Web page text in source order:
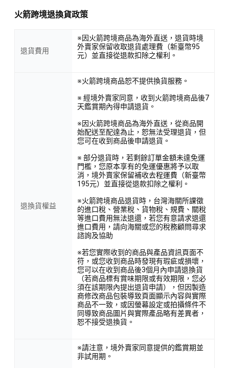
火箭跨境退換貨政策
退貨費用
※因火箭跨境商品為海外直送，退貨時境
外賣家保留收取退貨處理費（新臺幣95
元）並直接從退款扣除之權利。
退換貨權益
※火箭跨境商品恕不提供換貨服務。
※ 經境外賣家同意，收到火箭跨境商品後7
天鑑賞期內得申請退貨。
※因火箭跨境商品為海外直送，從商品開
始配送至配達為止，恕無法受理退貨，但
您可在收到商品後申請退貨。
※ 部分退貨時，若剩餘訂單金額未達免運
門檻，您原本享有的免運優惠將予以取
消，境外賣家保留補收去程運費（新臺幣
195元）並直接從退款扣除之權利。
※火箭跨境商品退貨時，台灣海關所課徵
的進口稅、營業稅、貨物稅、規費、關稅
等進口費用無法退還，若您有意請求退還
進口費用，請向海關或您的稅務顧問尋求
諮詢及協助
※若您實際收到的商品與產品資訊頁面不
符，或您收到商品時發現有瑕疵或損壞，
您可以在收到商品後3個月內申請退換貨
（若商品標有賞味期限或有效期限，您必
須在該期限內提出退貨申請），但因製造
商修改商品包裝導致頁面顯示內容與實際
商品不一致，或因螢幕設定或拍攝條件不
同導致商品圖片與實際產品略有差異者，
恕不接受退換貨。
※請注意，境外賣家同意提供的鑑賞期並
非試用期。